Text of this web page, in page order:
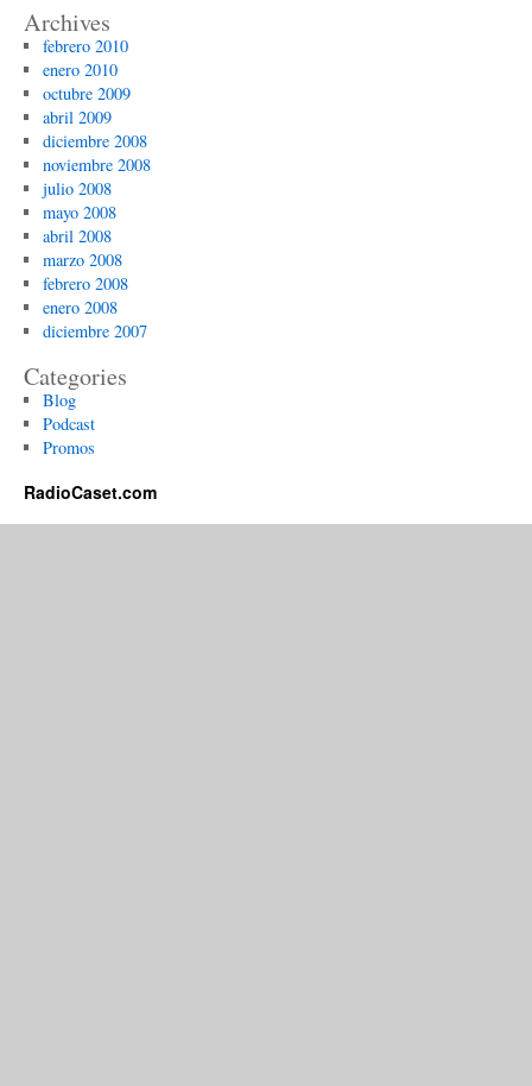
Archives
febrero 2010
enero 2010
octubre 2009
abril 2009
diciembre 2008
noviembre 2008
julio 2008
mayo 2008
abril 2008
marzo 2008
febrero 2008
enero 2008
diciembre 2007
Categories
Blog
Podcast
Promos
RadioCaset.com